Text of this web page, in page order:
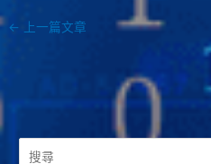
← 上一篇文章
搜